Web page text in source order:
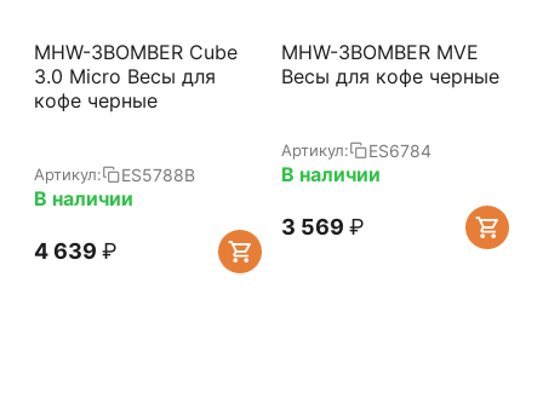
MHW-3BOMBER Cube
3.0 Micro Весы для
кофе черные
Артикул: ES5788B
В наличии
4 639 ₽
MHW-3BOMBER MVE
Весы для кофе черные
Артикул: ES6784
В наличии
3 569 ₽